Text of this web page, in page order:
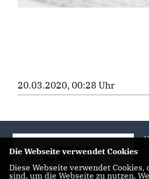
20.03.2020, 00:28 Uhr
Die Webseite verwendet Cookies
Diese Webseite verwendet Cookies,
sind, um die Webseite zu nutzen.